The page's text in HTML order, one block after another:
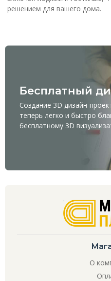
решением для вашего дома.
Бесплатный
Создание 3D дизайн-
теперь легко и быстро
бесплатному 3D
О